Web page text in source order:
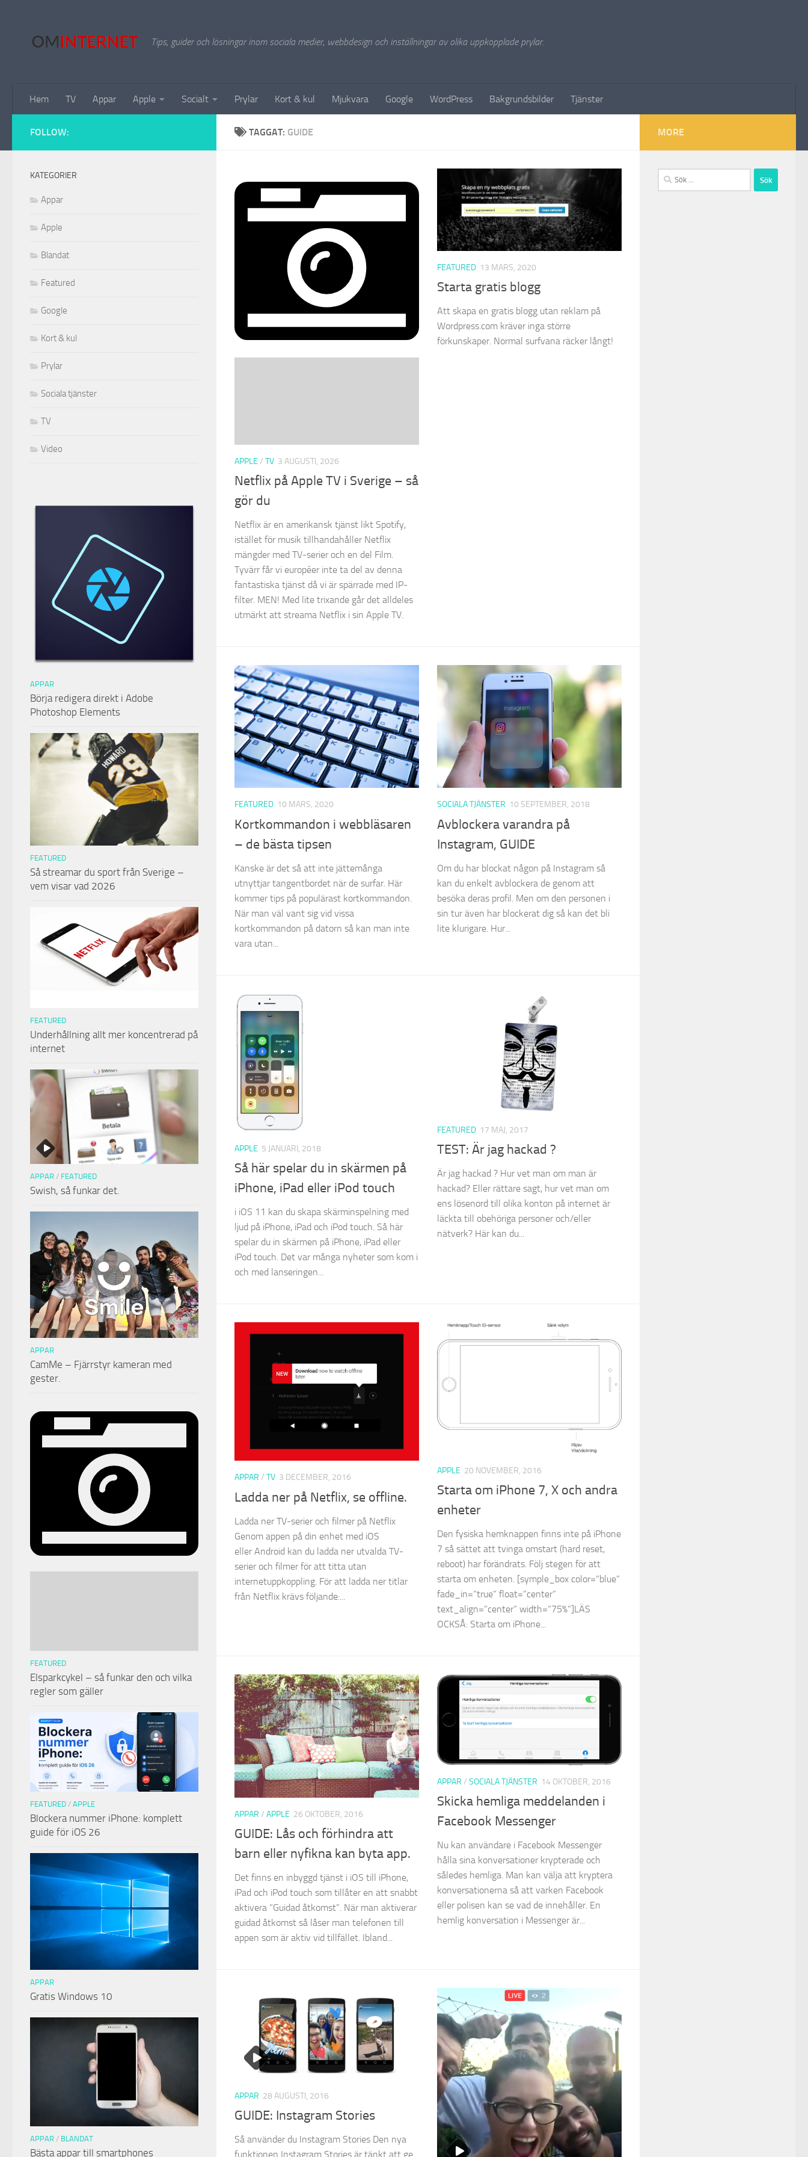
Tips, guider och lösningar inom sociala medier, webbdesign och inställningar av olika uppkopplade prylar.
Hem TV Appar Apple Socialt Prylar Kort & kul Mjukvara Google WordPress Bakgrundsbilder Tjänster
TAGGAT: GUIDE
APPLE / TV 3 AUGUSTI, 2026
Netflix på Apple TV i Sverige – så
gör du
Netflix är en amerikansk tjänst likt Spotify,
istället för musik tillhandahåller Netflix
mängder med TV-serier och en del Film.
Tyvärr får vi européer inte ta del av denna
fantastiska tjänst då vi är spärrade med IP-
filter. MEN! Med lite trixande går det alldeles
utmärkt att streama Netflix i sin Apple TV.
FEATURED 13 MARS, 2020
Starta gratis blogg
Att skapa en gratis blogg utan reklam på
Wordpress.com kräver inga större
förkunskaper. Normal surfvana räcker långt!
FEATURED 10 MARS, 2020
Kortkommandon i webbläsaren
– de bästa tipsen
Kanske är det så att inte jättemånga
utnyttjar tangentbordet när de surfar. Här
kommer tips på populärast kortkommandon.
När man väl vant sig vid vissa
kortkommandon på datorn så kan man inte
vara utan...
SOCIALA TJÄNSTER 10 SEPTEMBER, 2018
Avblockera varandra på
Instagram, GUIDE
Om du har blockat någon på Instagram så
kan du enkelt avblockera de genom att
besöka deras profil. Men om den personen i
sin tur även har blockerat dig så kan det bli
lite klurigare. Hur...
APPLE 5 JANUARI, 2018
Så här spelar du in skärmen på
iPhone, iPad eller iPod touch
i iOS 11 kan du skapa skärminspelning med
ljud på iPhone, iPad och iPod touch. Så här
spelar du in skärmen på iPhone, iPad eller
iPod touch. Det var många nyheter som kom i
och med lanseringen...
FEATURED 17 MAJ, 2017
TEST: Är jag hackad ?
Är jag hackad ? Hur vet man om man är
hackad? Eller rättare sagt, hur vet man om
ens lösenord till olika konton på internet är
läckta till obehöriga personer och/eller
nätverk? Här kan du...
APPAR / TV 3 DECEMBER, 2016
Ladda ner på Netflix, se offline.
Ladda ner TV-serier och filmer på Netflix
Genom appen på din enhet med iOS
eller Android kan du ladda ner utvalda TV-
serier och filmer för att titta utan
internetuppkoppling. För att ladda ner titlar
från Netflix krävs följande:...
APPLE 20 NOVEMBER, 2016
Starta om iPhone 7, X och andra
enheter
Den fysiska hemknappen finns inte på iPhone
7 så sättet att tvinga omstart (hard reset,
reboot) har förändrats. Följ stegen för att
starta om enheten. [symple_box color=”blue”
fade_in=”true” float=”center”
text_align=”center” width=”75%”]LÄS
OCKSÅ: Starta om iPhone...
APPAR / APPLE 26 OKTOBER, 2016
GUIDE: Lås och förhindra att
barn eller nyfikna kan byta app.
Det finns en inbyggd tjänst i iOS till iPhone,
iPad och iPod touch som tillåter en att snabbt
aktivera ”Guidad åtkomst”. När man aktiverar
guidad åtkomst så låser man telefonen till
appen som är aktiv vid tillfället. Ibland...
APPAR / SOCIALA TJÄNSTER 14 OKTOBER, 2016
Skicka hemliga meddelanden i
Facebook Messenger
Nu kan användare i Facebook Messenger
hålla sina konversationer krypterade och
således hemliga. Man kan välja att kryptera
konversationerna så att varken Facebook
eller polisen kan se vad de innehåller. En
hemlig konversation i Messenger är...
APPAR 28 AUGUSTI, 2016
GUIDE: Instagram Stories
Så använder du Instagram Stories Den nya
funktionen Instagram Stories är tänkt att ge
FOLLOW:
KATEGORIER
Appar
Apple
Blandat
Featured
Google
Kort & kul
Prylar
Sociala tjänster
TV
Video
APPAR
Börja redigera direkt i Adobe
Photoshop Elements
FEATURED
Så streamar du sport från Sverige –
vem visar vad 2026
FEATURED
Underhållning allt mer koncentrerad på
internet
APPAR / FEATURED
Swish, så funkar det.
APPAR
CamMe – Fjärrstyr kameran med
gester.
FEATURED
Elsparkcykel – så funkar den och vilka
regler som gäller
FEATURED / APPLE
Blockera nummer iPhone: komplett
guide för iOS 26
APPAR
Gratis Windows 10
APPAR / BLANDAT
Bästa appar till smartphones
MORE
Sök
efter: